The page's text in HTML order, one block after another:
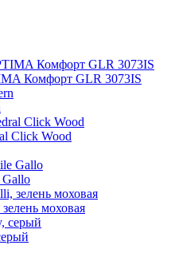
Комфорт GLR 3073IS
Click Wood
Gallo
моховая